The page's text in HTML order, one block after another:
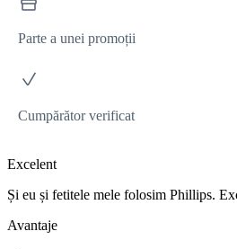
Parte a unei promoții
Cumpărător verificat
Excelent
Și eu și fetitele mele folosim Phillips.
Avantaje